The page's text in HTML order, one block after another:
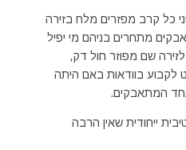
כל קרב מפזרים מלח בזירה
מתחרים בניהם מי יפיל
שם מפוזר חול דק,
לקבוע בוודאות באם היתה
המתאבקים.
ייחודית שאין הרבה